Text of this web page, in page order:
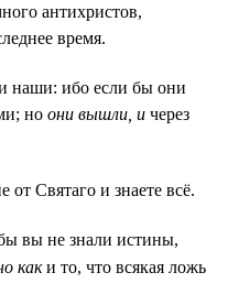
антихристов,
время.
наши: ибо если бы они
но они вышли, и через
Святаго и знаете всё.
вы не знали истины,
каки то, что всякая ложь